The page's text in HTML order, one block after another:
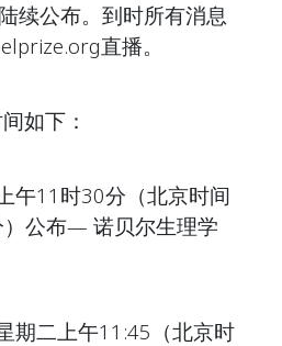
续公布。到时所有消息
直播。
如下：
午11时30分（北京时间
公布— 诺贝尔生理学
期二上午11:45（北京时